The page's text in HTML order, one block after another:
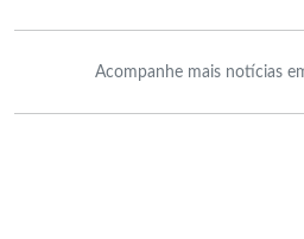
Acompanhe mais notícias